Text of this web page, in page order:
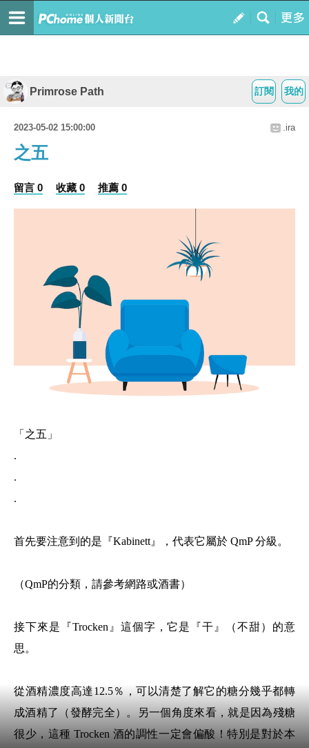
我的
訂閱
Primrose Path
2023-05-02 15:00:00 .ira
之五
留言 0 收藏 0 推薦 0
「之五」
.
.
.
首先要注意到的是『Kabinett』，代表它屬於 QmP 分級。
（QmP的分類，請參考網路或酒書）
接下來是『Trocken』這個字，它是『干』（不甜）的意
思。
從酒精濃度高達12.5％，可以清楚了解它的糖分幾乎都轉
成酒精了（發酵完全）。另一個角度來看，就是因為殘糖
很少，這種 Trocken 酒的調性一定會偏酸！特別是對於本